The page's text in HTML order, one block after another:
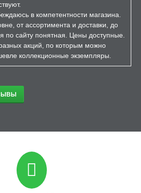
в компетентности магазина.
от ассортимента и доставки, до
по сайту понятная. Цены доступные.
акций, по которым можно
коллекционные экземпляры.